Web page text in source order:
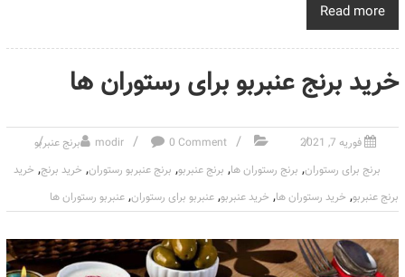
Read more
خرید برنج عنبربو برای رستوران ها
فوریه 7, 2021 modir 0 Comment
برنج عنبربو
برنج برای رستوران, برنج رستوران ها, برنج عنبربو, برنج عنبربو رستوران, خرید برنج, خرید
برنج عنبربو, خرید رستوران ها, خرید عنبربو, عنبربو برای رستوران, عنبربو رستوران ها